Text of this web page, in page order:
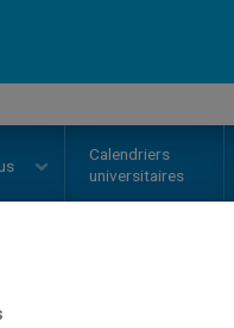
Calendriers
universitaires